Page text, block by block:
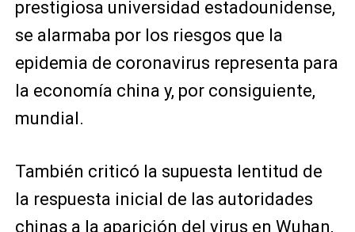
prestigiosa universidad estadounidense,
se alarmaba por los riesgos que la
epidemia de coronavirus representa para
la economía china y, por consiguiente,
mundial.
También criticó la supuesta lentitud de
la respuesta inicial de las autoridades
chinas a la aparición del virus en Wuhan,